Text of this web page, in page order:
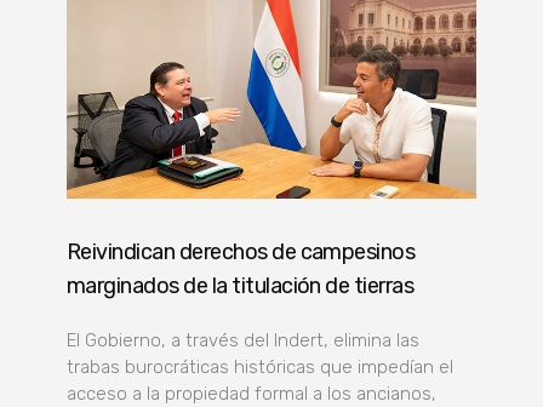
Reivindican derechos de campesinos
marginados de la titulación de tierras
El Gobierno, a través del Indert, elimina las
trabas burocráticas históricas que impedían el
acceso a la propiedad formal a los ancianos,